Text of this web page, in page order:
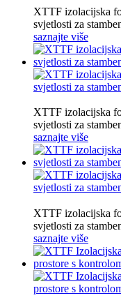
XTTF izolacijska
svjetlosti za
saznajte više
XTTF izolacijska
svjetlosti za
saznajte više
XTTF izolacijska
svjetlosti za
saznajte više